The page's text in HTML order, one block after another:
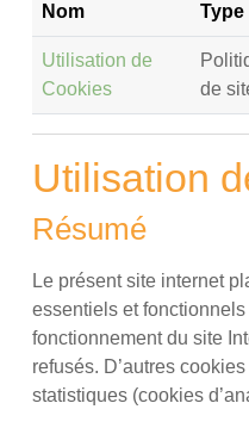
Nom Type
Utilisation de
Cookies
de
Utilisation
Résumé
Le présent site internet
essentiels et
fonctionnement du site
refusés. D’autres
statistiques (cookies